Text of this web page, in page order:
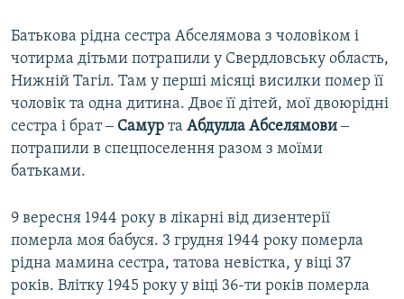
Батькова рідна сестра Абселямова з чоловіком і
чотирма дітьми потрапили у Свердловську область,
Нижній Тагіл. Там у перші місяці висилки помер її
чоловік та одна дитина. Двоє її дітей, мої двоюрідні
сестра і брат ‒ Самур та Абдулла Абселямови‒
потрапили в спецпоселення разом з моїми
батьками.
9 вересня 1944 року в лікарні від дизентерії
померла моя бабуся. 3 грудня 1944 року померла
рідна мамина сестра, татова невістка, у віці 37
років. Влітку 1945 року у віці 36-ти років померла